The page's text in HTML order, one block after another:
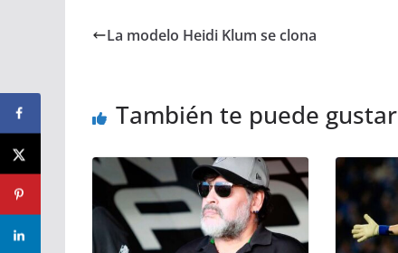
La modelo Heidi Klum se clona
También te puede gustar